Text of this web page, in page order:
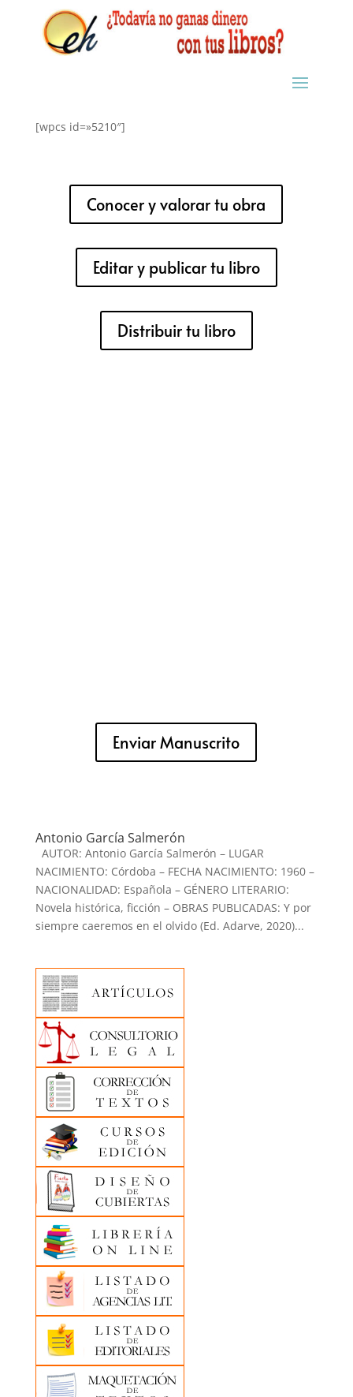
[wpcs id=»5210″]
Conocer y valorar tu obra
Editar y publicar tu libro
Distribuir tu libro
Enviar Manuscrito
Antonio García Salmerón
AUTOR: Antonio García Salmerón – LUGAR
NACIMIENTO: Córdoba – FECHA NACIMIENTO: 1960 –
NACIONALIDAD: Española – GÉNERO LITERARIO:
Novela histórica, ficción – OBRAS PUBLICADAS: Y por
siempre caeremos en el olvido (Ed. Adarve, 2020)...